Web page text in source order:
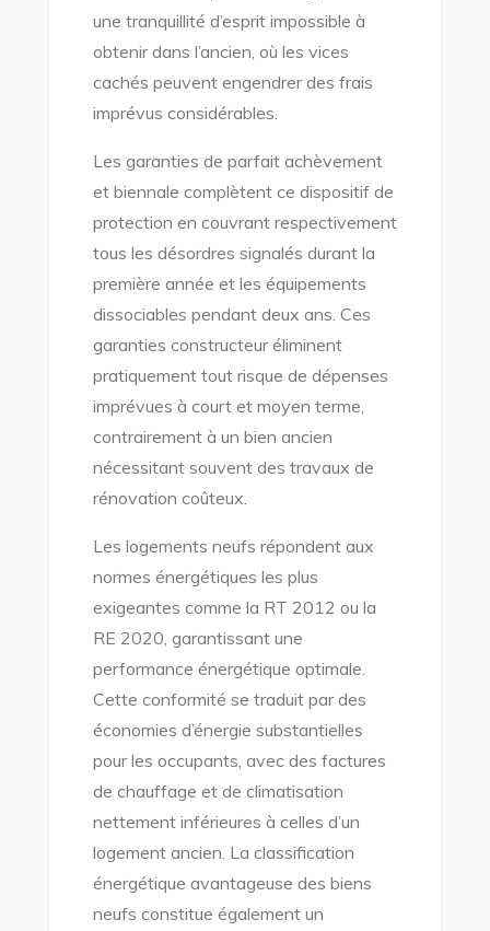
une tranquillité d’esprit impossible à
obtenir dans l’ancien, où les vices
cachés peuvent engendrer des frais
imprévus considérables.
Les garanties de parfait achèvement
et biennale complètent ce dispositif de
protection en couvrant respectivement
tous les désordres signalés durant la
première année et les équipements
dissociables pendant deux ans. Ces
garanties constructeur éliminent
pratiquement tout risque de dépenses
imprévues à court et moyen terme,
contrairement à un bien ancien
nécessitant souvent des travaux de
rénovation coûteux.
Les logements neufs répondent aux
normes énergétiques les plus
exigeantes comme la RT 2012 ou la
RE 2020, garantissant une
performance énergétique optimale.
Cette conformité se traduit par des
économies d’énergie substantielles
pour les occupants, avec des factures
de chauffage et de climatisation
nettement inférieures à celles d’un
logement ancien. La classification
énergétique avantageuse des biens
neufs constitue également un